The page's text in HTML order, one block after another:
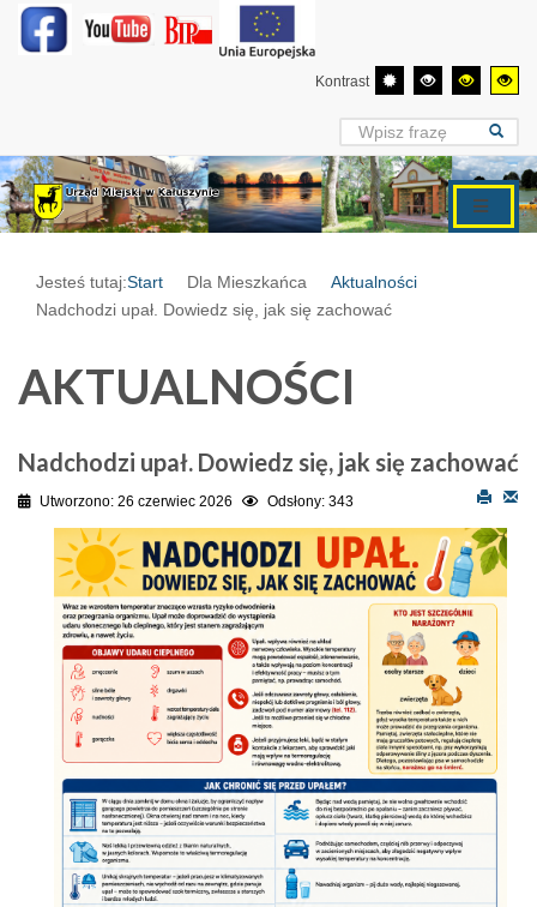
Kontrast
Jesteś tutaj:Start Dla Mieszkańca
Aktualności
Nadchodzi upał. Dowiedz się, jak się zachować
AKTUALNOŚCI
Nadchodzi upał. Dowiedz się, jak się zachować
Utworzono: 26 czerwiec 2026 Odsłony: 343